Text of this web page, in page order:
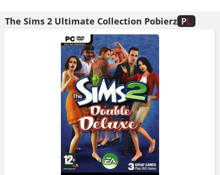
The Sims 2 Ultimate Collection Pobierz PL